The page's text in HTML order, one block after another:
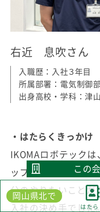
この
右近 息吹さん
入職歴：入社３年目
所属部署：電気制御部
出身高校・学科：津
・はたらくきっかけ
IKOMAロボテック
ップで何度か会社を
分のやりたいことが
入社の決め手でし
岡山県北で
はたら